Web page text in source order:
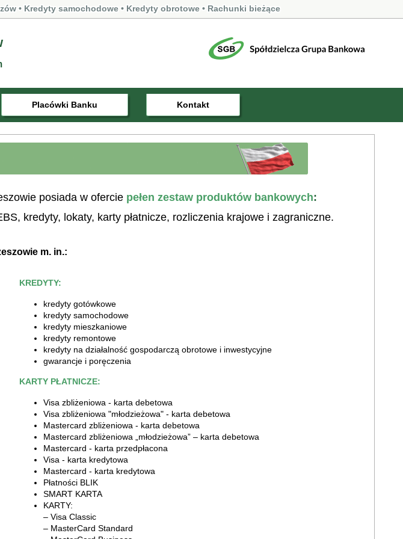
• Kredyty samochodowe• Kredyty obrotowe• Rachunki bieżące
Placówki Banku Kontakt
posiada w ofercie pełen zestaw produktów bankowych:
kredyty, lokaty, karty płatnicze, rozliczenia krajowe i zagraniczne.
m. in.:
KREDYTY:
kredyty gotówkowe
kredyty samochodowe
kredyty mieszkaniowe
kredyty remontowe
kredyty na działalność gospodarczą obrotowe i inwestycyjne
gwarancje i poręczenia
KARTY PŁATNICZE:
Visa zbliżeniowa - karta debetowa
Visa zbliżeniowa "młodzieżowa" - karta debetowa
Mastercard zbliżeniowa - karta debetowa
Mastercard zbliżeniowa „młodzieżowa” – karta debetowa
Mastercard - karta przedpłacona
Visa - karta kredytowa
Mastercard - karta kredytowa
Płatności BLIK
SMART KARTA
KARTY:
– Visa Classic
– MasterCard Standard